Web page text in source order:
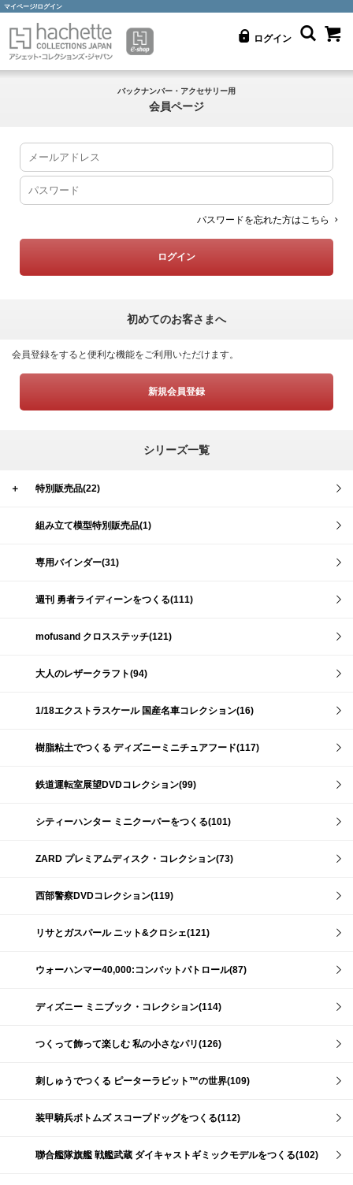
マイページ/ログイン
ログイン
バックナンバー・アクセサリー用
会員ページ
パスワードを忘れた方はこちら
初めてのお客さまへ
会員登録をすると便利な機能をご利用いただけます。
新規会員登録
シリーズ一覧
＋ 特別販売品(22)
組み立て模型特別販売品(1)
専用バインダー(31)
週刊 勇者ライディーンをつくる(111)
mofusand クロスステッチ(121)
大人のレザークラフト(94)
1/18エクストラスケール 国産名車コレクション(16)
樹脂粘土でつくる ディズニーミニチュアフード(117)
鉄道運転室展望DVDコレクション(99)
シティーハンター ミニクーパーをつくる(101)
ZARD プレミアムディスク・コレクション(73)
西部警察DVDコレクション(119)
リサとガスパール ニット&クロシェ(121)
ウォーハンマー40,000:コンバットパトロール(87)
ディズニー ミニブック・コレクション(114)
つくって飾って楽しむ 私の小さなパリ(126)
刺しゅうでつくる ピーターラビット™の世界(109)
装甲騎兵ボトムズ スコープドッグをつくる(112)
聯合艦隊旗艦 戦艦武蔵 ダイキャストギミックモデルをつくる(102)